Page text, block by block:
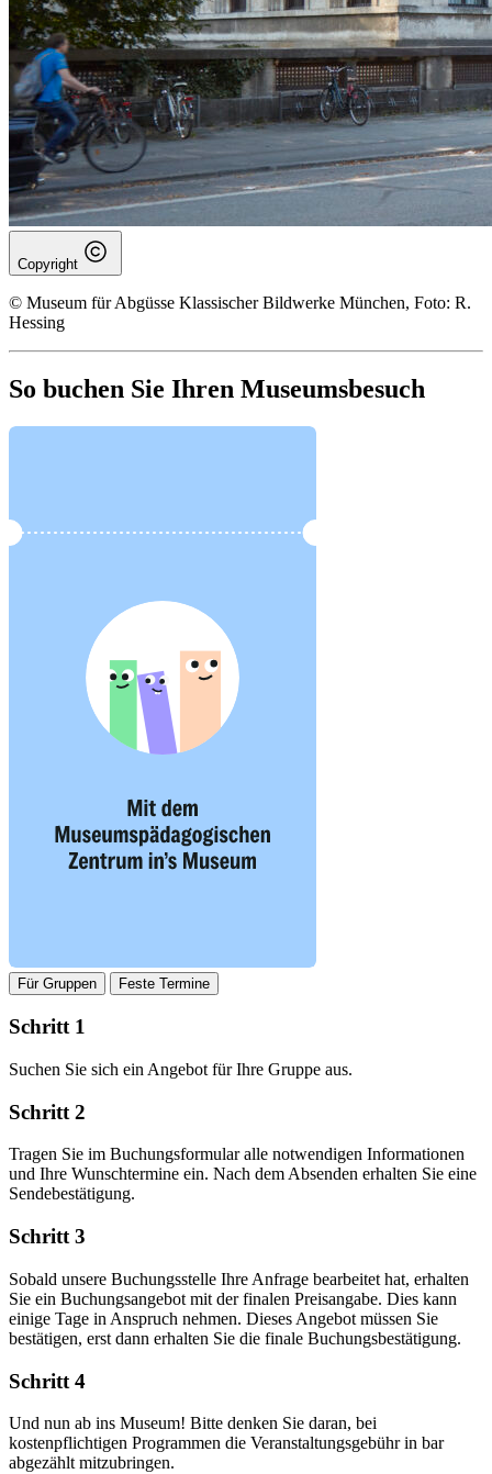
Copyright
© Museum für Abgüsse Klassischer Bildwerke München, Foto: R.
Hessing
So buchen Sie Ihren Museumsbesuch
Für Gruppen Feste Termine
Schritt 1
Suchen Sie sich ein Angebot für Ihre Gruppe aus.
Schritt 2
Tragen Sie im Buchungsformular alle notwendigen Informationen
und Ihre Wunschtermine ein. Nach dem Absenden erhalten Sie eine
Sendebestätigung.
Schritt 3
Sobald unsere Buchungsstelle Ihre Anfrage bearbeitet hat, erhalten
Sie ein Buchungsangebot mit der finalen Preisangabe. Dies kann
einige Tage in Anspruch nehmen. Dieses Angebot müssen Sie
bestätigen, erst dann erhalten Sie die finale Buchungsbestätigung.
Schritt 4
Und nun ab ins Museum! Bitte denken Sie daran, bei
kostenpflichtigen Programmen die Veranstaltungsgebühr in bar
abgezählt mitzubringen.